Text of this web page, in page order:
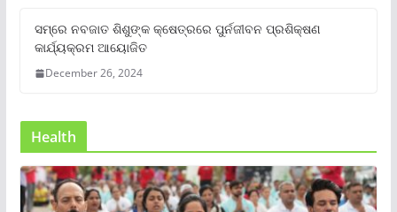
ସମ୍‌ରେ ନବଜାତ ଶିଶୁଙ୍କ କ୍ଷେତ୍ରରେ ପୁର୍ନଜୀବନ ପ୍ରଶିକ୍ଷଣ
କାର୍ଯ୍ୟକ୍ରମ ଆୟୋଜିତ
December 26, 2024
Health